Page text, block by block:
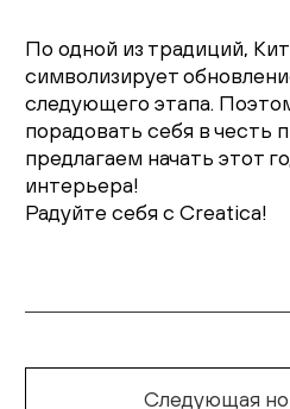
Распродажа
Комнаты
Спальня
Гостиная
Доставка и оплата
По одной из традиций,
символизирует
следующего этапа.
порадовать себя в честь
предлагаем начать этот
интерьера!
Радуйте себя с Creatica!
Следующая